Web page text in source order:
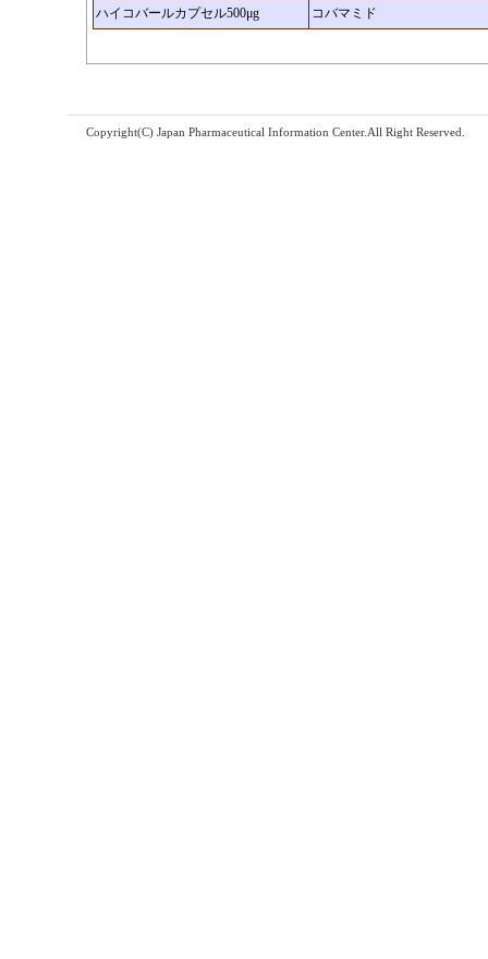
ハイコバールカプセル500μg コバマミド
Copyright(C) Japan Pharmaceutical Information Center.All Right Reserved.